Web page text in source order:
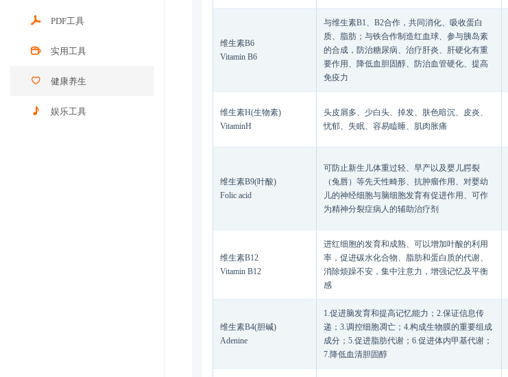
PDF工具
实用工具
健康养生
娱乐工具
维生素B6
Vitamin B6
与维生素B1、 B2合作，共同消化、吸收蛋白
质、脂肪；与铁合作制造红血球、参与胰岛素
的合成，防治糖尿病、治疗肝炎、肝硬化有重
要作用、降低血胆固醇、防治血管硬化、提高
免疫力
维生素H(生物素)
VitaminH
头皮屑多、少白头、掉发、肤色暗沉、皮炎、
忧郁、失眠、容易瞌睡、肌肉胀痛
维生素B9(叶酸)
Folic acid
可防止新生儿体重过轻、早产以及婴儿腭裂
（兔唇）等先天性畸形、抗肿瘤作用、对婴幼
儿的神经细胞与脑细胞发育有促进作用、可作
为精神分裂症病人的辅助治疗剂
维生素B12
Vitamin B12
进红细胞的发育和成熟、可以增加叶酸的利用
率，促进碳水化合物、脂肪和蛋白质的代谢、
消除烦躁不安，集中注意力，增强记忆及平衡
感
维生素B4(胆碱)
Adenine
1.促进脑发育和提高记忆能力；2.保证信息传
递；3.调控细胞凋亡；4.构成生物膜的重要组成
成分；5.促进脂肪代谢；6.促进体内甲基代谢；
7.降低血清胆固醇